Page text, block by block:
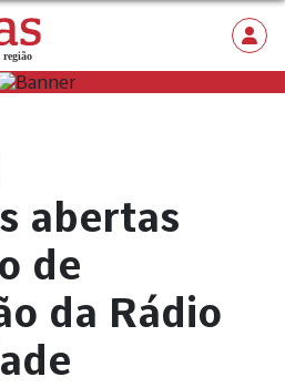
abertas
de
da Rádio